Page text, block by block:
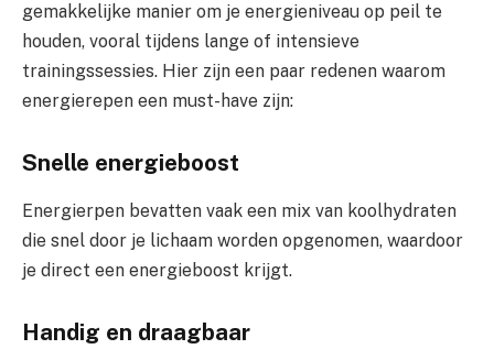
gemakkelijke manier om je energieniveau op peil te
houden, vooral tijdens lange of intensieve
trainingssessies. Hier zijn een paar redenen waarom
energierepen een must-have zijn:
Snelle energieboost
Energierpen bevatten vaak een mix van koolhydraten
die snel door je lichaam worden opgenomen, waardoor
je direct een energieboost krijgt.
Handig en draagbaar